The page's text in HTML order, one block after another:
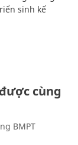
sinh kế
cùng
BMPT